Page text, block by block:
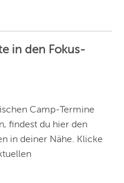
in den Fokus-
Camp-Termine
findest du hier den
in deiner Nähe. Klicke